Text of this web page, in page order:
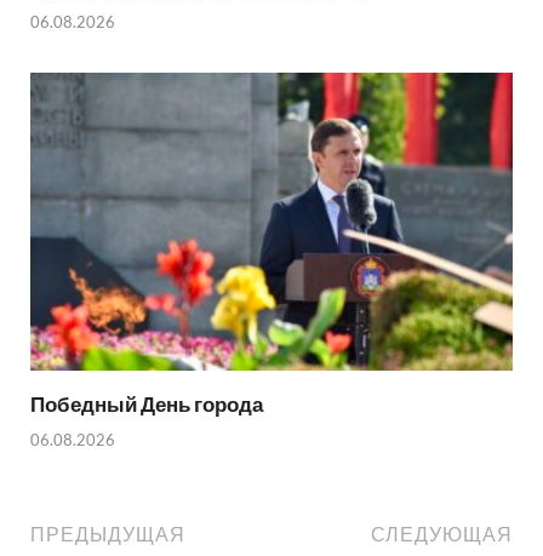
06.08.2026
Победный День города
06.08.2026
ПРЕДЫДУЩАЯ
СЛЕДУЮЩАЯ